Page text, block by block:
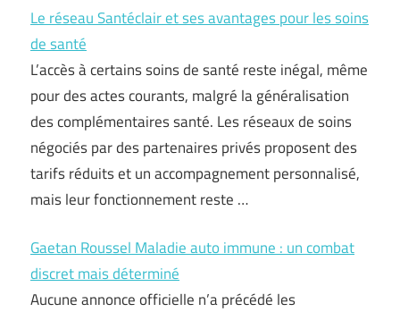
Le réseau Santéclair et ses avantages pour les soins
de santé
L’accès à certains soins de santé reste inégal, même
pour des actes courants, malgré la généralisation
des complémentaires santé. Les réseaux de soins
négociés par des partenaires privés proposent des
tarifs réduits et un accompagnement personnalisé,
mais leur fonctionnement reste …
Gaetan Roussel Maladie auto immune : un combat
discret mais déterminé
Aucune annonce officielle n’a précédé les